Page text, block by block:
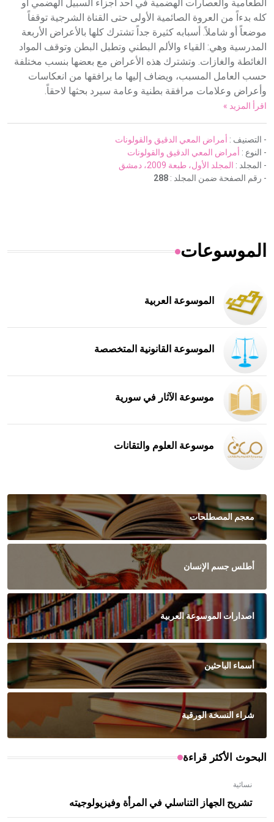
الطعامية والعصارات الهضمية في أحد أجزاء السبيل الهضمي أو
كله بدءاً من العروة الصائمية الأولى حتى القناة الشرجية توقفاً
موضعاً أو شاملاً. أسبابه كثيرة جداً تشترك كلها بالأعراض الأربعة
المدرسية وهي: القياء والألم البطني وتطبل البطن وتوقف المواد
الغائطة والغازات. وتشترك هذه الأعراض مع بعضها بنسب مختلفة
حسب العامل المسبب، ويضاف إليها ما يرافقها من انعكاسات
وأعراض وعلامات مرافقة بطنية وعامة سيرد بحثها لاحقاً.
اقرأ المزيد »
- التصنيف : أمراض المعي الدقيق والقولونات
- النوع : أمراض المعي الدقيق والقولونات
- المجلد : المجلد الأول، طبعة 2009، دمشق
- رقم الصفحة ضمن المجلد : 288
الموسوعات
الموسوعة العربية
الموسوعة القانونية المتخصصة
موسوعة الآثار في سورية
موسوعة العلوم والتقانات
معجم المصطلحات
أطلس جسم الإنسان
اصدارات الموسوعة العربية
أسماء الباحثين
شراء النسخة الورقية
البحوث الأكثر قراءة
نسائية
تشريح الجهاز التناسلي في المرأة وفيزيولوجيته